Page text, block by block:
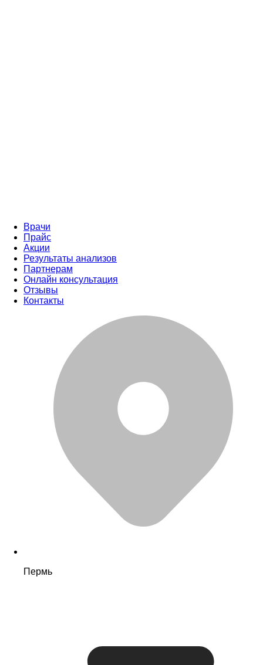
Врачи
Прайс
Акции
Результаты анализов
Партнерам
Онлайн консультация
Отзывы
Контакты
Пермь